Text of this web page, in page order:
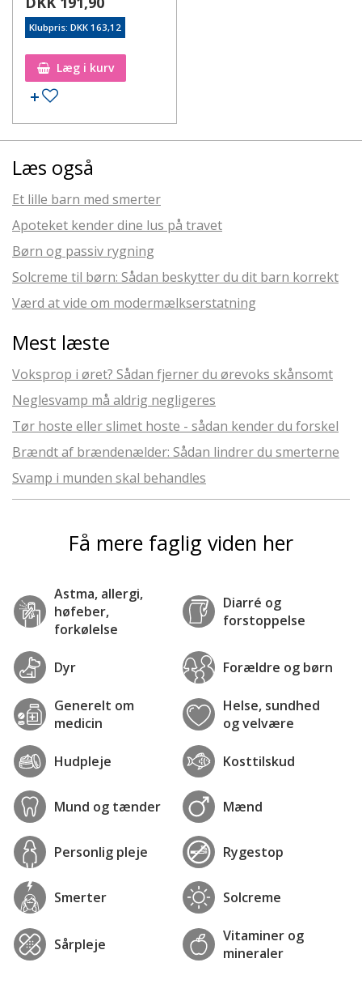
Klubpris: DKK 163,12
Læg i kurv
Læs også
Et lille barn med smerter
Apoteket kender dine lus på travet
Børn og passiv rygning
Solcreme til børn: Sådan beskytter du dit barn korrekt
Værd at vide om modermælkserstatning
Mest læste
Voksprop i øret? Sådan fjerner du ørevoks skånsomt
Neglesvamp må aldrig negligeres
Tør hoste eller slimet hoste - sådan kender du forskel
Brændt af brændenælder: Sådan lindrer du smerterne
Svamp i munden skal behandles
Få mere faglig viden her
Astma, allergi,
høfeber,
forkølelse
Diarré og
forstoppelse
Dyr Forældre og børn
Generelt om
medicin
Helse, sundhed
og velvære
Hudpleje Kosttilskud
Mund og tænder Mænd
Personlig pleje Rygestop
Smerter Solcreme
Sårpleje
Vitaminer og
mineraler